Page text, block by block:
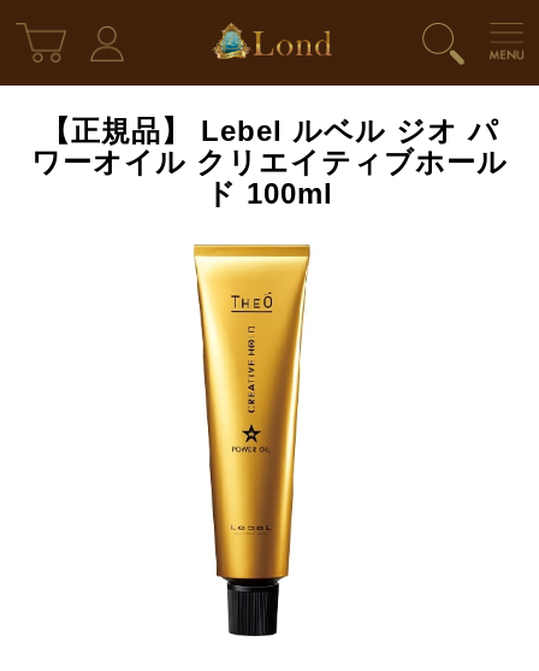
【正規品】 Lebel ルベル ジオ パ
ワーオイル クリエイティブホール
ド 100ml